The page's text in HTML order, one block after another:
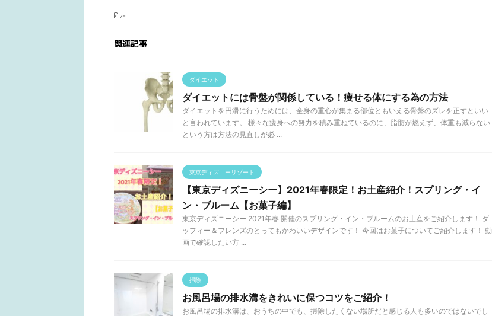
-
関連記事
ダイエット
ダイエットには骨盤が関係している！痩せる体にする為の方法
ダイエットを円滑に行うためには、全身の重心が集まる部位ともいえる骨盤のズレを正すといい
と言われています。 様々な痩身への努力を積み重ねているのに、脂肪が燃えず、体重も減らない
という方は方法の見直しが必 ...
東京ディズニーリゾート
【東京ディズニーシー】2021年春限定！お土産紹介！スプリング・イ
ン・ブルーム【お菓子編】
東京ディズニーシー 2021年春 開催のスプリング・イン・ブルームのお土産をご紹介します！ ダ
ッフィー＆フレンズのとってもかわいいデザインです！ 今回はお菓子についてご紹介します！ 動
画で確認したい方 ...
掃除
お風呂場の排水溝をきれいに保つコツをご紹介！
お風呂場の排水溝は、おうちの中でも、掃除したくない場所だと感じる人も多いのではないでし